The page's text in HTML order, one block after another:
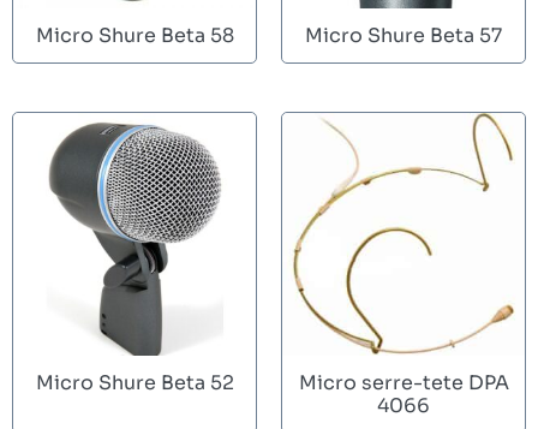
Micro Shure Beta 58 Micro Shure Beta 57
Micro Shure Beta 52
Micro serre-tete DPA
4066